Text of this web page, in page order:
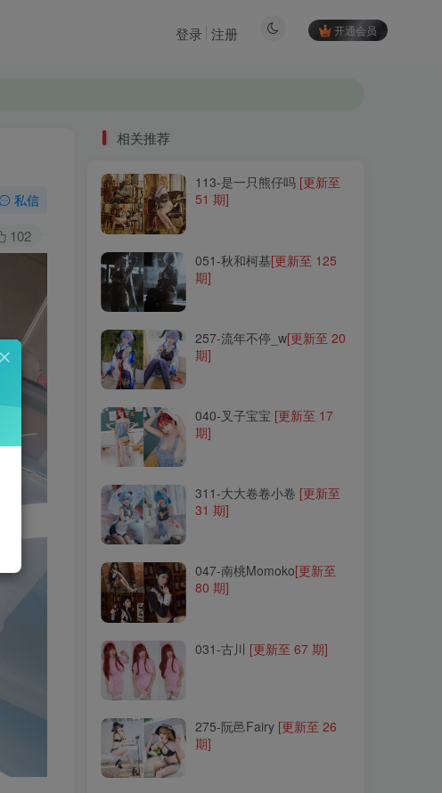
开通会员
登录 注册
私信
102
相关推荐
113-是一只熊仔吗 [更新至
51 期]
051-秋和柯基[更新至 125
期]
257-流年不停_w[更新至 20
期]
040-叉子宝宝 [更新至 17
期]
311-大大卷卷小卷 [更新至
31 期]
047-南桃Momoko[更新至
80 期]
031-古川 [更新至 67 期]
275-阮邑Fairy [更新至 26
期]
相关推荐
113-是一只熊仔吗 [更新至
51 期]
051-秋和柯基[更新至 125
期]
257-流年不停_w[更新至 20
期]
040-叉子宝宝 [更新至 17
期]
311-大大卷卷小卷 [更新至
31 期]
047-南桃Momoko[更新至
80 期]
031-古川 [更新至 67 期]
275-阮邑Fairy [更新至 26
期]